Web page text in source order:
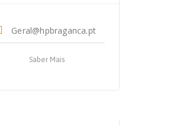
Geral@hpbraganca.pt
Saber Mais